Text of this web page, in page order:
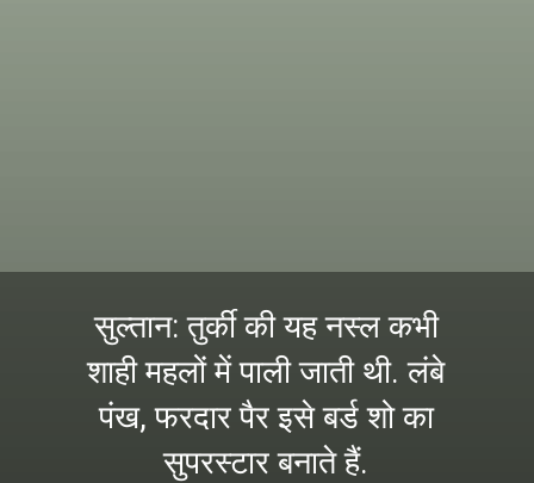
सुल्तान: तुर्की की यह नस्ल कभी
शाही महलों में पाली जाती थी. लंबे
पंख, फरदार पैर इसे बर्ड शो का
सुपरस्टार बनाते हैं.